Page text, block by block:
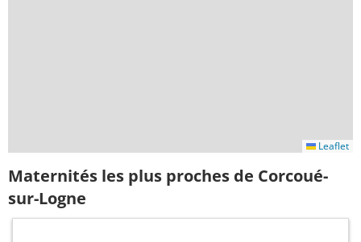
Leaflet
Maternités les plus proches de Corcoué-
sur-Logne